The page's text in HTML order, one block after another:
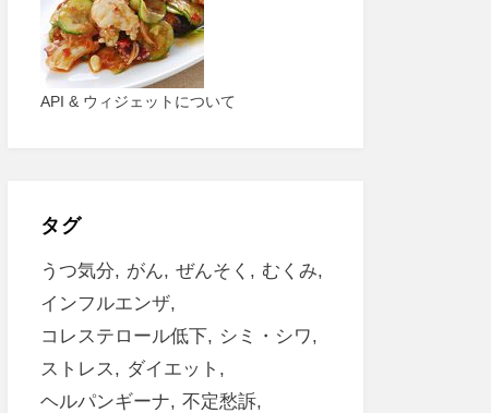
API & ウィジェットについて
タグ
うつ気分 がん ぜんそく
むくみ
インフルエンザ
コレステロール低下
シミ・シワ
ストレス
ダイエット
ヘルパンギーナ
不定愁訴